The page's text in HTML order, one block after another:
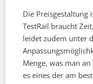
Die Preisgestaltung
TestRail braucht
leidet zudem unter
Menge, was man
es eines der am